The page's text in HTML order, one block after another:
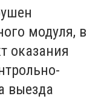
модуля, в
оказания
выезда